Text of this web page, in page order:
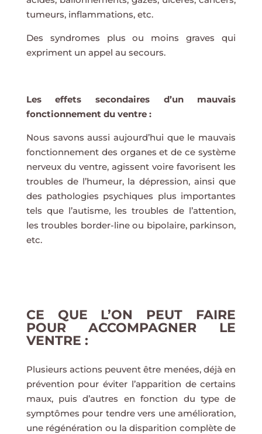
tumeurs, inflammations, etc.
Des syndromes plus ou moins graves qui
expriment un appel au secours.
Les effets secondaires d’un mauvais
fonctionnement du ventre :
Nous savons aussi aujourd’hui que le mauvais
fonctionnement des organes et de ce système
nerveux du ventre, agissent voire favorisent les
troubles de l’humeur, la dépression, ainsi que
des pathologies psychiques plus importantes
tels que l’autisme, les troubles de l’attention,
les troubles border-line ou bipolaire, parkinson,
etc.
CE QUE L’ON PEUT FAIRE
POUR ACCOMPAGNER LE
VENTRE :
Plusieurs actions peuvent être menées, déjà en
prévention pour éviter l’apparition de certains
maux, puis d’autres en fonction du type de
symptômes pour tendre vers une amélioration,
une régénération ou la disparition complète de